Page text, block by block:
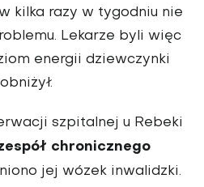
kilka razy w tygodniu nie
Lekarze byli więc
energii dziewczynki
szpitalnej u Rebeki
chronicznego
jej wózek inwalidzki.